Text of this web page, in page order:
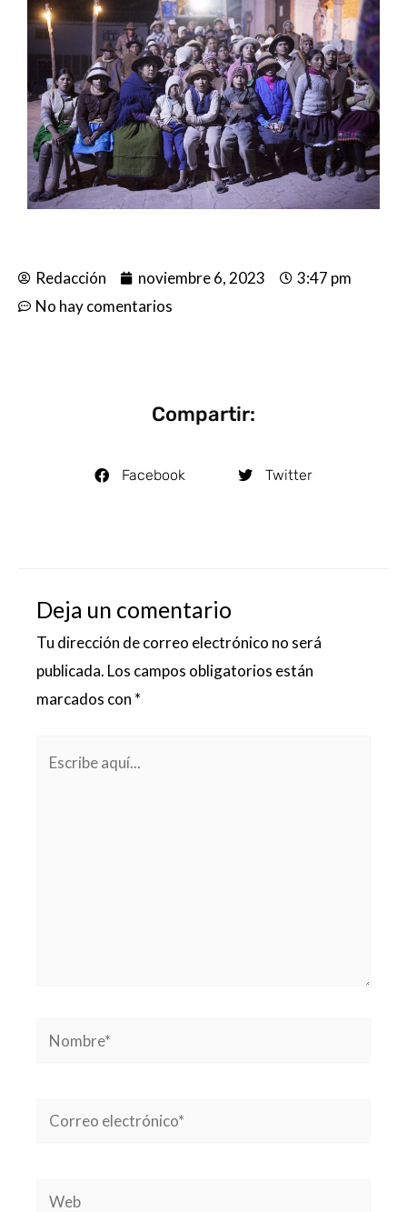
Redacción noviembre 6, 2023
3:47 pm
No hay comentarios
Compartir:
Facebook Twitter
Deja un comentario
Tu dirección de correo electrónico no será
publicada. Los campos obligatorios están
marcados con *
Nombre*
Correo
Web